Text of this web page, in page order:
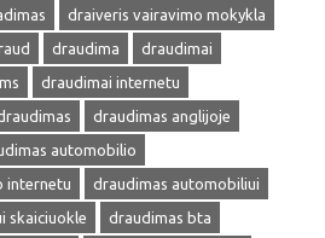
draiveris vairavimo mokykla
draudima
draudimai
draudimai internetu
draudimas anglijoje
automobilio
internetu
draudimas automobiliui
skaiciuokle
draudimas bta